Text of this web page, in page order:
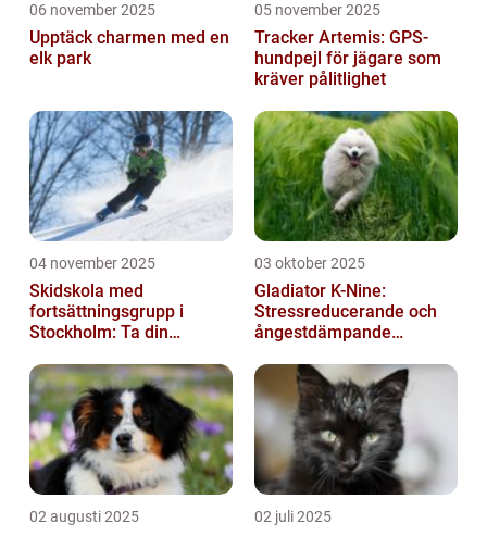
06 november 2025
Upptäck charmen med en
elk park
05 november 2025
Tracker Artemis: GPS-
hundpejl för jägare som
kräver pålitlighet
04 november 2025
Skidskola med
fortsättningsgrupp i
Stockholm: Ta din
03 oktober 2025
Gladiator K-Nine:
Stressreducerande och
ångestdämpande
02 augusti 2025 02 juli 2025